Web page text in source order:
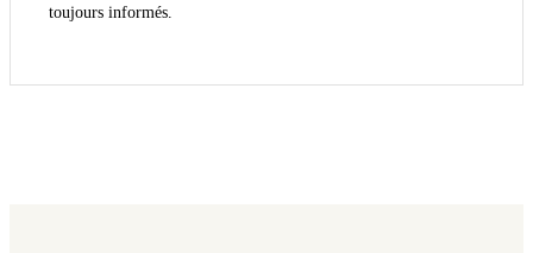
toujours informés.